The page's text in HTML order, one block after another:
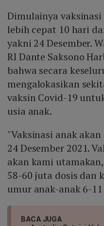
Dimulainya
lebih cepat 10 hari
yakni 24 Desember.
RI Dante Saksono
bahwa secara
mengalokasikan
vaksin Covid-19
usia anak.
"Vaksinasi anak
24 Desember 2021.
akan kami
58-60 juta dosis dan
umur anak-anak 6-
BACA JUGA